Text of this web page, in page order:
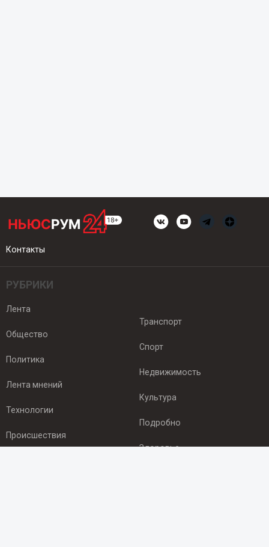
Контакты
РУБРИКИ
Лента
Общество
Политика
Лента мнений
Технологии
Происшествия
Транспорт
Спорт
Недвижимость
Культура
Подробно
Здоровье